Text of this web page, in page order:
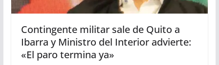
Contingente militar sale de Quito a
Ibarra y Ministro del Interior advierte:
«El paro termina ya»